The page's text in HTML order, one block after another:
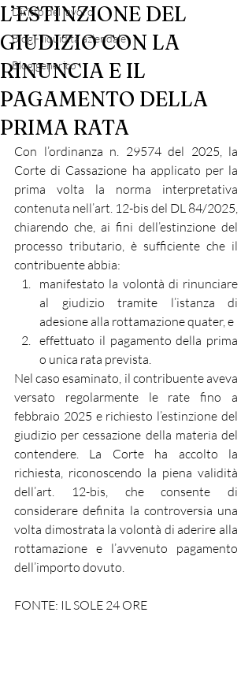
Diritto del lavoro
Blog - liquidità aziendale
Blog generico
L’ESTINZIONE DEL
GIUDIZIO CON LA
RINUNCIA E IL
PAGAMENTO DELLA
PRIMA RATA
Con l’ordinanza n. 29574 del 2025, la
Corte di Cassazione ha applicato per la
prima volta la norma interpretativa
contenuta nell’art. 12-bis del DL 84/2025,
chiarendo che, ai fini dell’estinzione del
processo tributario, è sufficiente che il
contribuente abbia:
manifestato la volontà di rinunciare
al giudizio tramite l’istanza di
adesione alla rottamazione quater, e
effettuato il pagamento della prima
o unica rata prevista.
Nel caso esaminato, il contribuente aveva
versato regolarmente le rate fino a
febbraio 2025 e richiesto l’estinzione del
giudizio per cessazione della materia del
contendere. La Corte ha accolto la
richiesta, riconoscendo la piena validità
dell’art. 12-bis, che consente di
considerare definita la controversia una
volta dimostrata la volontà di aderire alla
rottamazione e l’avvenuto pagamento
dell’importo dovuto.
FONTE: IL SOLE 24 ORE